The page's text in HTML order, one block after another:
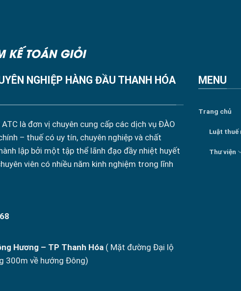
NGHIỆP HÀNG ĐẦU THANH HÓA
là đơn vị chuyên cung cấp các dịch vụ ĐÀO
– thuế có uy tín, chuyên nghiệp và chất
lập bởi một tập thể lãnh đạo đầy nhiệt huyết
viên có nhiều năm kinh nghiệm trong lĩnh
Hương – TP Thanh Hóa ( Mặt đường Đại lộ
300m về hướng Đông)
MENU
Trang chủ
Luật thuế
Thư viện